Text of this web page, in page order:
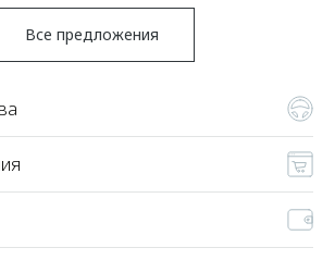
Все предложения